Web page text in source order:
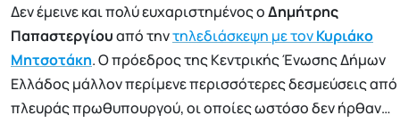
Δεν έμεινε και πολύ ευχαριστημένος οΔημήτρης
Παπαστεργίουαπό τηντηλεδιάσκεψη με τονΚυριάκο
Μητσοτάκη. Ο πρόεδρος της Κεντρικής Ένωσης Δήμων
Ελλάδος μάλλον περίμενε περισσότερες δεσμεύσεις από
πλευράς πρωθυπουργού, οι οποίες ωστόσο δεν ήρθαν…